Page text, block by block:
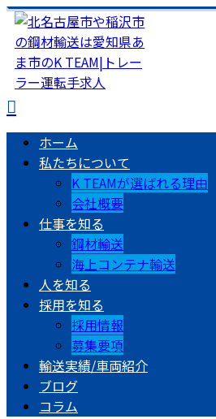
ホーム
私たちについて
K TEAMが選ばれる理由
会社概要
仕事を知る
鋼材輸送
海上コンテナ輸送
人を知る
採用を知る
採用情報
募集要項
輸送実績/車両紹介
ブログ
コラム